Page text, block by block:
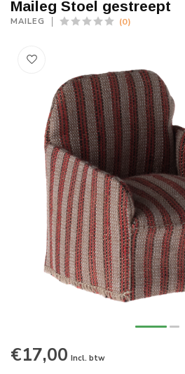
Maileg Stoel gestreept
MAILEG (0)
€17,00 Incl. btw